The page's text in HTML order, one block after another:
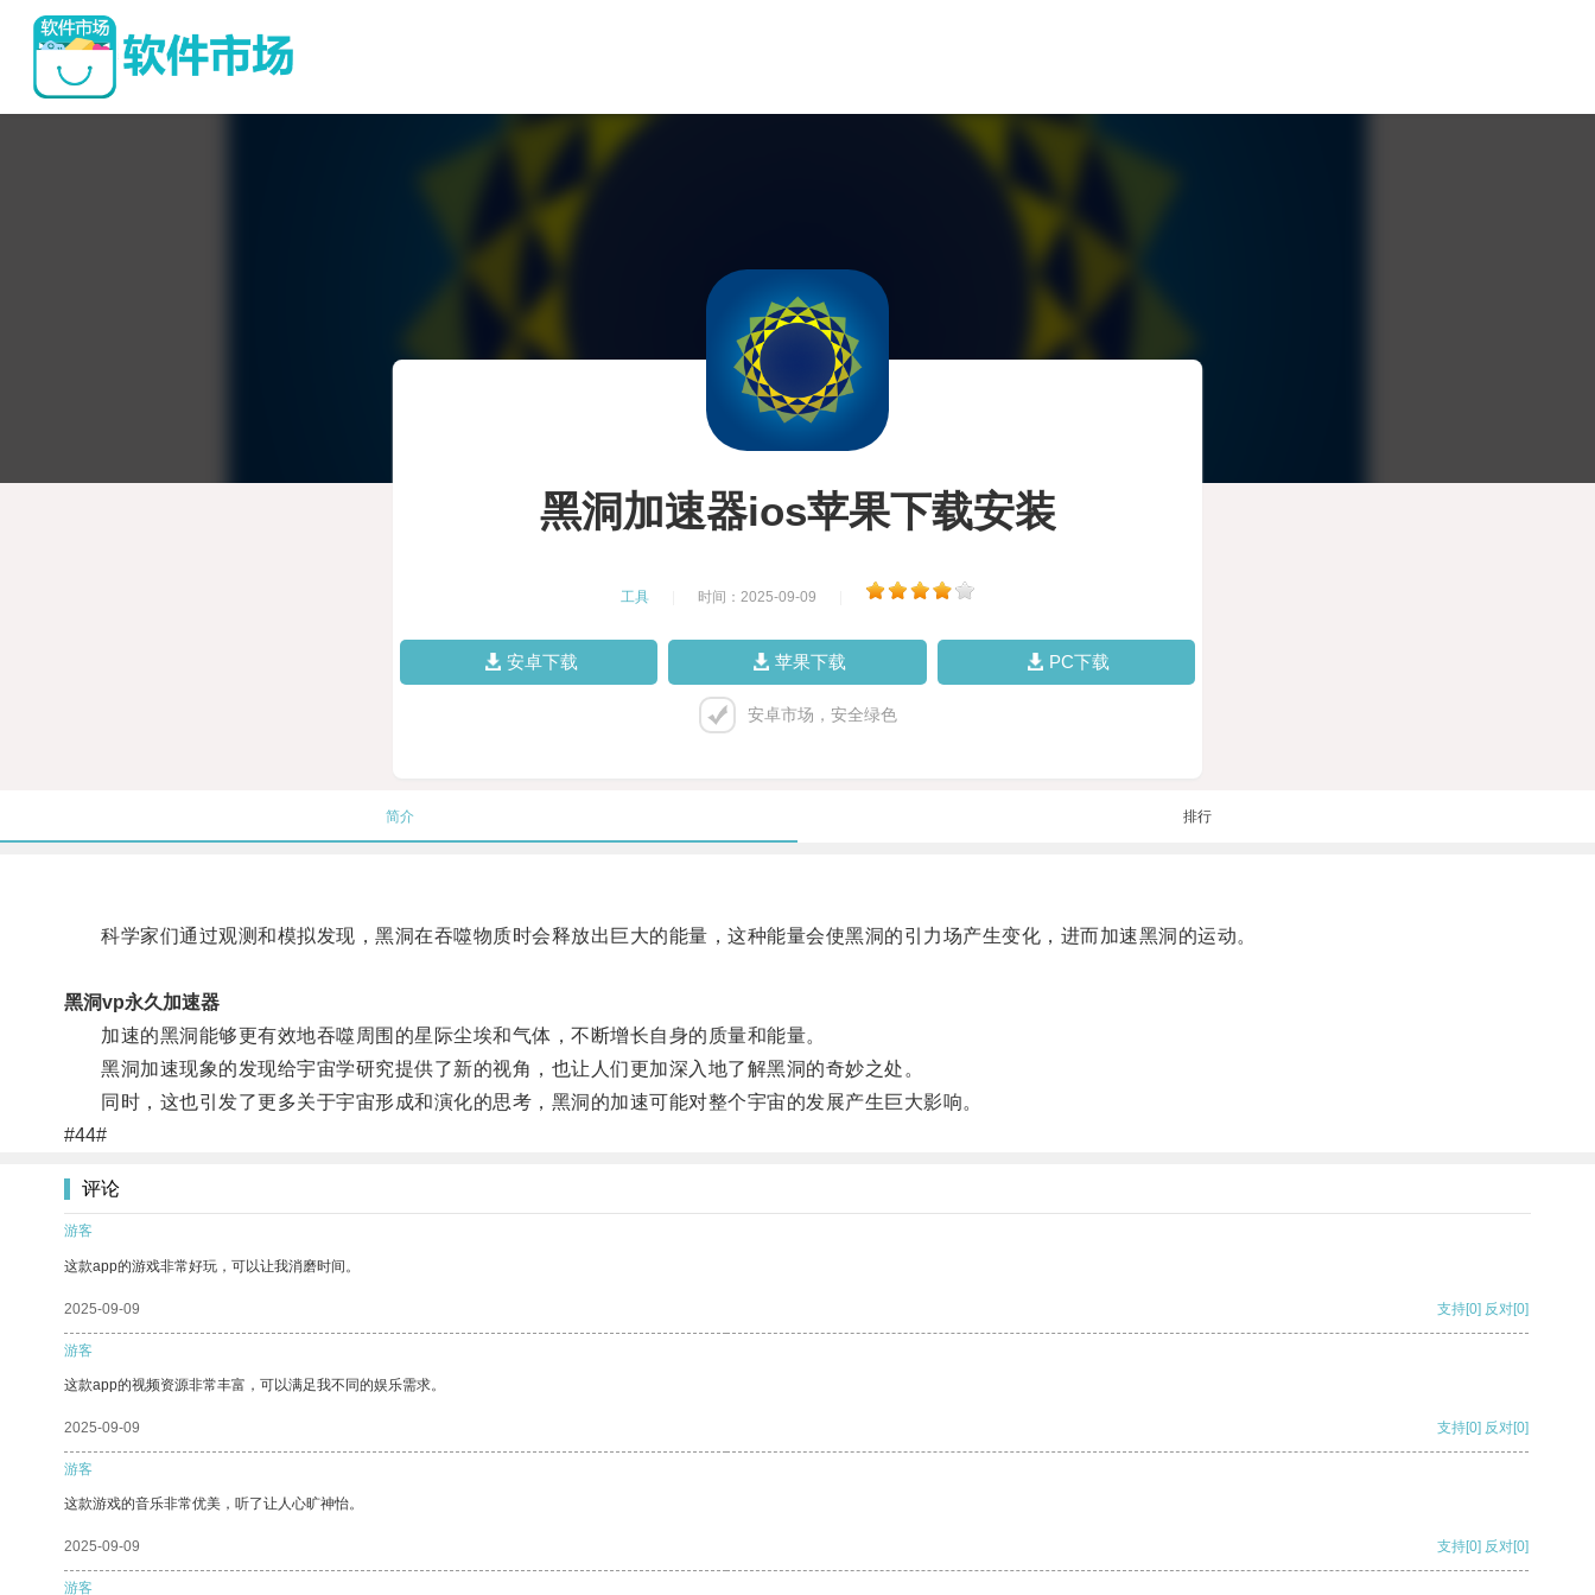
黑洞加速器ios苹果下载安装
工具 时间：2025-09-09
安卓下载 苹果下载 PC下载
安卓市场，安全绿色
简介 排行
科学家们通过观测和模拟发现，黑洞在吞噬物质时会释放出巨大的能量，这种能量会使黑洞的引力场产生变化，进而加速黑洞的运动。
黑洞vp永久加速器
加速的黑洞能够更有效地吞噬周围的星际尘埃和气体，不断增长自身的质量和能量。
黑洞加速现象的发现给宇宙学研究提供了新的视角，也让人们更加深入地了解黑洞的奇妙之处。
同时，这也引发了更多关于宇宙形成和演化的思考，黑洞的加速可能对整个宇宙的发展产生巨大影响。
#44#
评论
游客
这款app的游戏非常好玩，可以让我消磨时间。
2025-09-09 支持[0] 反对[0]
游客
这款app的视频资源非常丰富，可以满足我不同的娱乐需求。
2025-09-09 支持[0] 反对[0]
游客
这款游戏的音乐非常优美，听了让人心旷神怡。
2025-09-09 支持[0] 反对[0]
游客